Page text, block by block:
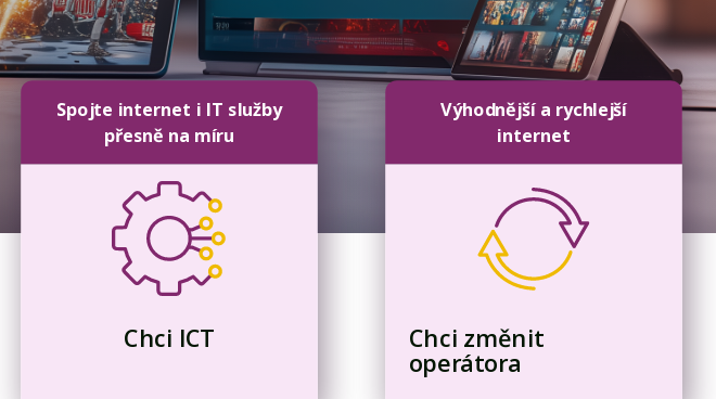
Spojte internet i IT služby
přesně na míru
Chci ICT
Výhodnější a rychlejší
internet
Chci změnit
operátora